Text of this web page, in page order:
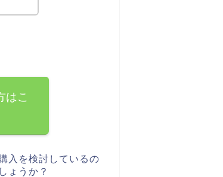
はこ
入を検討しているの
ょうか？